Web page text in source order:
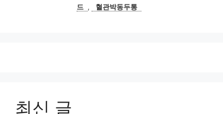
드 , 혈관박동두통
최신 글